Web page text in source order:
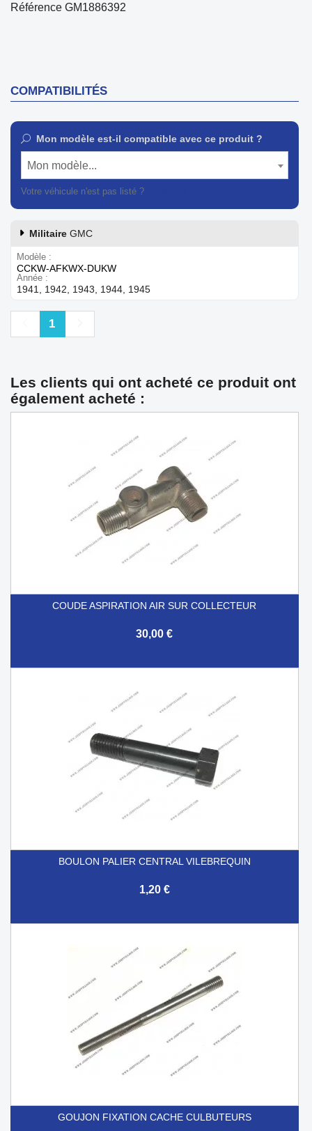
Référence GM1886392
COMPATIBILITÉS
Mon modèle est-il compatible avec ce produit ?
Mon modèle...
Votre véhicule n'est pas listé ?
Militaire GMC
Modèle
CCKW-AFKWX-DUKW
Année
1941, 1942, 1943, 1944, 1945
Précédent
1
Les clients qui ont acheté ce produit ont
également acheté :
COUDE ASPIRATION AIR SUR COLLECTEUR
30,00 €
BOULON PALIER CENTRAL VILEBREQUIN
1,20 €
GOUJON FIXATION CACHE CULBUTEURS